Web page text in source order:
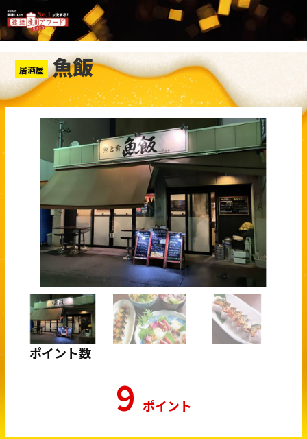
居酒屋 魚飯
ポイント数
9 ポイント